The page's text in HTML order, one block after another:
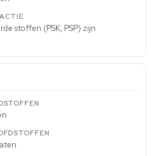
stoffen (PSK, PSP) zijn